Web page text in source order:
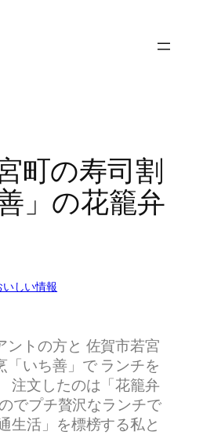
町の寿司割
」の花籠弁
いしい情報
ントの方と 佐賀市若宮
「いち善」で ランチを
注文したのは「花籠弁
でプチ贅沢なランチで
生活」を標榜する私と